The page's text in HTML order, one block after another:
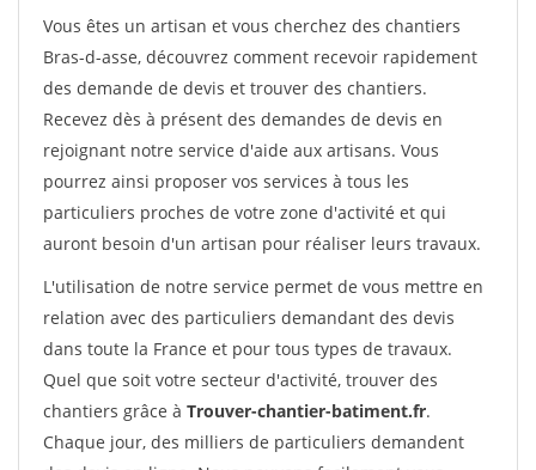
Vous êtes un artisan et vous cherchez des chantiers
Bras-d-asse, découvrez comment recevoir rapidement
des demande de devis et trouver des chantiers.
Recevez dès à présent des demandes de devis en
rejoignant notre service d'aide aux artisans. Vous
pourrez ainsi proposer vos services à tous les
particuliers proches de votre zone d'activité et qui
auront besoin d'un artisan pour réaliser leurs travaux.
L'utilisation de notre service permet de vous mettre en
relation avec des particuliers demandant des devis
dans toute la France et pour tous types de travaux.
Quel que soit votre secteur d'activité, trouver des
chantiers grâce à Trouver-chantier-batiment.fr.
Chaque jour, des milliers de particuliers demandent